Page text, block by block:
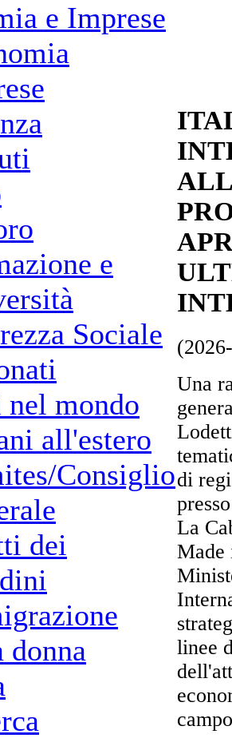
e Imprese
e
Sociale
mondo
all'estero
Consiglio
dei
donna
Una
di
La
Made
linee